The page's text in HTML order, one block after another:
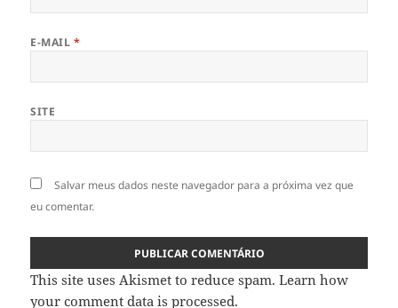
E-MAIL *
SITE
Salvar meus dados neste navegador para a próxima vez que
eu comentar.
This site uses Akismet to reduce spam.Learn how
your comment data is processed.